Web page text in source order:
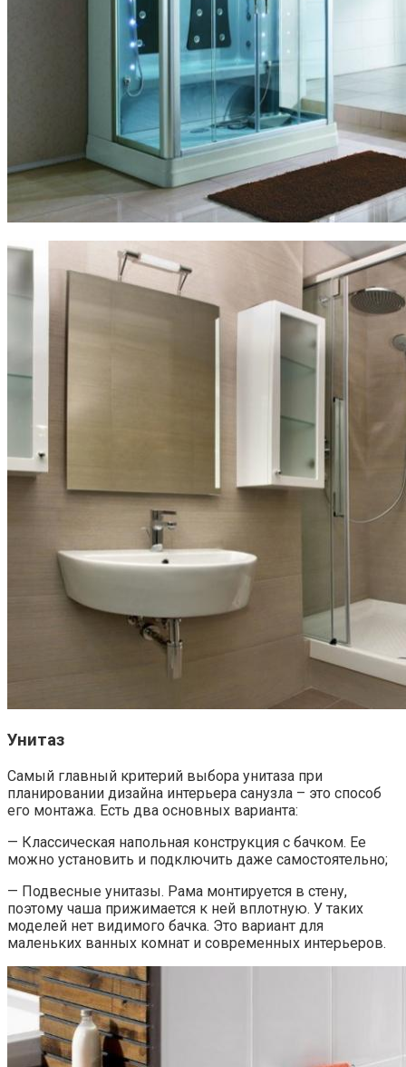
Унитаз
Самый главный критерий выбора унитаза при
планировании дизайна интерьера санузла – это способ
его монтажа. Есть два основных варианта:
— Классическая напольная конструкция с бачком. Ее
можно установить и подключить даже самостоятельно;
— Подвесные унитазы. Рама монтируется в стену,
поэтому чаша прижимается к ней вплотную. У таких
моделей нет видимого бачка. Это вариант для
маленьких ванных комнат и современных интерьеров.